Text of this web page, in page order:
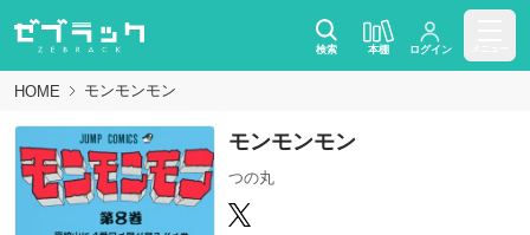
検索 本棚 ログイン
HOME モンモンモン
モンモンモン
つの丸